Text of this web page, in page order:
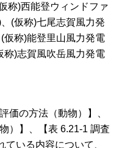
称)西能登ウィンドファ
(仮称)七尾志賀風力発
仮称)能登里山風力発電
称)志賀風吹岳風力発電
価の方法（動物）】、
）】、【表 6.21-1 調査
いる内容について、